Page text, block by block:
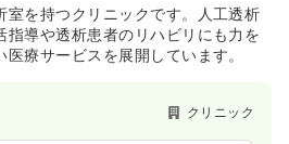
室を持つクリニックです。人工透析
指導や透析患者のリハビリにも力を
療サービスを展開しています。
クリニック